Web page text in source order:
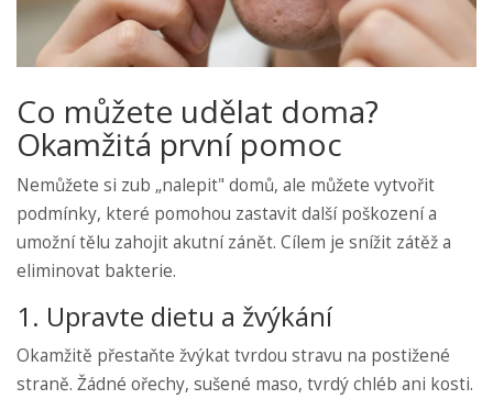
Co můžete udělat doma?
Okamžitá první pomoc
Nemůžete si zub „nalepit" domů, ale můžete vytvořit
podmínky, které pomohou zastavit další poškození a
umožní tělu zahojit akutní zánět. Cílem je snížit zátěž a
eliminovat bakterie.
1. Upravte dietu a žvýkání
Okamžitě přestaňte žvýkat tvrdou stravu na postižené
straně. Žádné ořechy, sušené maso, tvrdý chléb ani kosti.